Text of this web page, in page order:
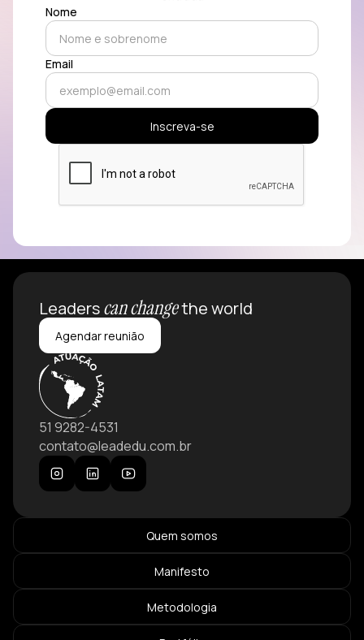
Nome
Email
Leaderscan changethe world
Agendar reunião
51 9282-4531
contato@leadedu.com.br
Quem somos
Manifesto
Metodologia